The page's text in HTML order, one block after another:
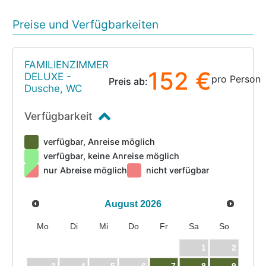
Preise und Verfügbarkeiten
FAMILIENZIMMER
DELUXE -
Dusche, WC
Preis ab:152 €pro Person
Verfügbarkeit
verfügbar, Anreise möglich
verfügbar, keine Anreise möglich
nur Abreise möglich
nicht verfügbar
August 2026
Mo Di Mi Do Fr Sa So
1
2